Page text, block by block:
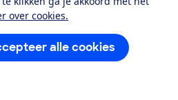
over cookies.
alle cookies
Het meest
beoordeelde